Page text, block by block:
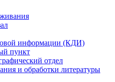
информации (КДИ)
пункт
отдел
и обработки литературы